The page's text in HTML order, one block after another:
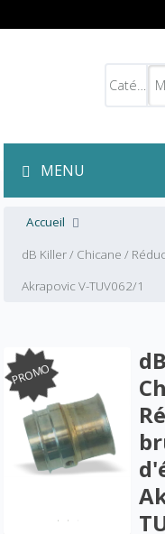
MENU
Accueil
dB Killer / Chicane /
Akrapovic V-TUV062/1
PROMO